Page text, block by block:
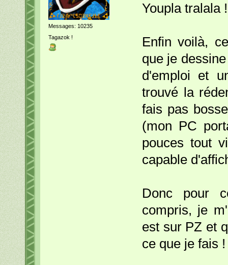
Messages: 10235
Tagazok !
Youpla tralala
Enfin voilà,
que je
d'emploi et
trouvé la
fais pas
(mon PC
pouces tout
capable
Donc pour
compris, je
est sur PZ et
ce que je fais !